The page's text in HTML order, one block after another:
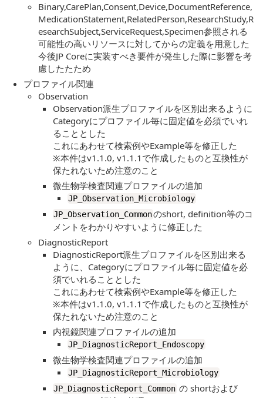
Binary,CarePlan,Consent,Device,DocumentReference,
MedicationStatement,RelatedPerson,ResearchStudy,R
esearchSubject,ServiceRequest,Specimen参照される
可能性の高いリソースに対してからの定義を用意した
今後JP Coreに実装すべき要件が発生した際に影響を考
慮したたため
プロファイル関連
Observation
Observation派生プロファイルを区別出来るように
Categoryにプロファイル毎に固定値を必須でいれ
ることとした
これにあわせて検索例やExample等を修正した
※本件はv1.1.0, v1.1.1で作成したものと互換性が
保たれないため注意のこと
微生物学検査関連プロファイルの追加
JP_Observation_Microbiology
JP_Observation_Commonのshort, definition等のコ
メントをわかりやすいように修正した
DiagnosticReport
DiagnosticReport派生プロファイルを区別出来る
ように、Categoryにプロファイル毎に固定値を必
須でいれることとした
これにあわせて検索例やExample等を修正した
※本件はv1.1.0, v1.1.1で作成したものと互換性が
保たれないため注意のこと
内視鏡関連プロファイルの追加
JP_DiagnosticReport_Endoscopy
微生物学検査関連プロファイルの追加
JP_DiagnosticReport_Microbiology
JP_DiagnosticReport_Common の shortおよび